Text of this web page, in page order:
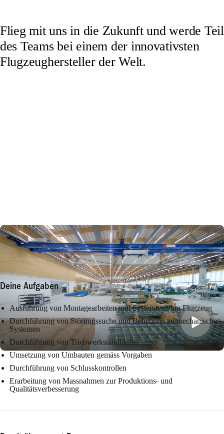
Flieg mit uns in die Zukunft und werde Teil
des Teams bei einem der innovativsten
Flugzeughersteller der Welt.
Deine Aufgaben
Ausführung von Montagearbeiten und Systemtests am Flugzeug
Durchführung von Störungssuche und Behebung an mechanischen
Systemen
Durchführung von Triebwerkstandläufen
Umsetzung von Umbauten gemäss Vorgaben
Durchführung von Schlusskontrollen
Erarbeitung von Massnahmen zur Produktions- und
Qualitätsverbesserung